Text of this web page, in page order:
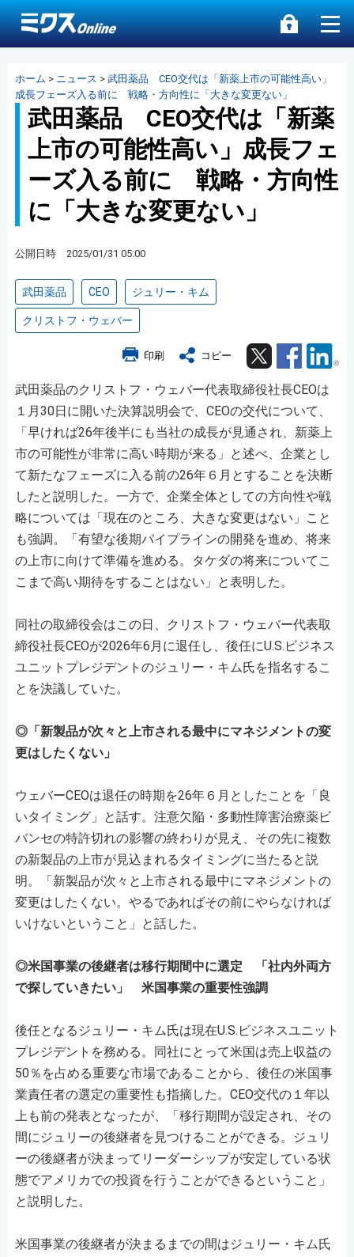
ホーム > ニュース > 武田薬品 CEO交代は「新薬上市の可能性高い」
成長フェーズ入る前に 戦略・方向性に「大きな変更ない」
武田薬品 CEO交代は「新薬
上市の可能性高い」成長フェ
ーズ入る前に 戦略・方向性
に「大きな変更ない」
公開日時 2025/01/31 05:00
武田薬品 CEO ジュリー・キム
クリストフ・ウェバー
印刷 コピー Twitter Facebook
武田薬品のクリストフ・ウェバー代表取締役社長CEOは
１月30日に開いた決算説明会で、CEOの交代について、
「早ければ26年後半にも当社の成長が見通され、新薬上
市の可能性が非常に高い時期が来る」と述べ、企業とし
て新たなフェーズに入る前の26年６月とすることを決断
したと説明した。一方で、企業全体としての方向性や戦
略については「現在のところ、大きな変更はない」こと
も強調。「有望な後期パイプラインの開発を進め、将来
の上市に向けて準備を進める。タケダの将来についてこ
こまで高い期待をすることはない」と表明した。
同社の取締役会はこの日、クリストフ・ウェバー代表取
締役社長CEOが2026年6月に退任し、後任にU.S.ビジネス
ユニットプレジデントのジュリー・キム氏を指名するこ
とを決議していた。
◎「新製品が次々と上市される最中にマネジメントの変
更はしたくない」
ウェバーCEOは退任の時期を26年６月としたことを「良
いタイミング」と話す。注意欠陥・多動性障害治療薬ビ
バンセの特許切れの影響の終わりが見え、その先に複数
の新製品の上市が見込まれるタイミングに当たると説
明。「新製品が次々と上市される最中にマネジメントの
変更はしたくない。やるであればその前にやらなければ
いけないということ」と話した。
◎米国事業の後継者は移行期間中に選定 「社内外両方
で探していきたい」 米国事業の重要性強調
後任となるジュリー・キム氏は現在U.S.ビジネスユニット
プレジデントを務める。同社にとって米国は売上収益の
50％を占める重要な市場であることから、後任の米国事
業責任者の選定の重要性も指摘した。CEO交代の１年以
上も前の発表となったが、「移行期間が設定され、その
間にジュリーの後継者を見つけることができる。ジュリ
ーの後継者が決まってリーダーシップが安定している状
態でアメリカでの投資を行うことができるということ」
と説明した。
米国事業の後継者が決まるまでの間はジュリー・キム氏